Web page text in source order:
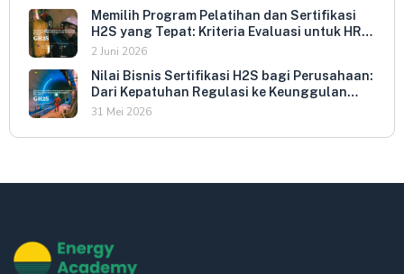
Memilih Program Pelatihan dan Sertifikasi
H2S yang Tepat: Kriteria Evaluasi untuk HR
dan HSE Manager
2 Juni 2026
Nilai Bisnis Sertifikasi H2S bagi Perusahaan:
Dari Kepatuhan Regulasi ke Keunggulan
Kompetitif
31 Mei 2026